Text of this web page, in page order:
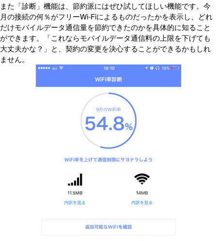
また「診断」機能は、節約派にはぜひ試してほしい機能です。今
月の接続の何％がフリーWi-Fiによるものだったかを表示し、どれ
だけモバイルデータ通信量を節約できたのかを具体的に知ること
ができます。「これならモバイルデータ通信料の上限を下げても
大丈夫かな？」と、契約の変更を決心することができるかもしれ
ません。